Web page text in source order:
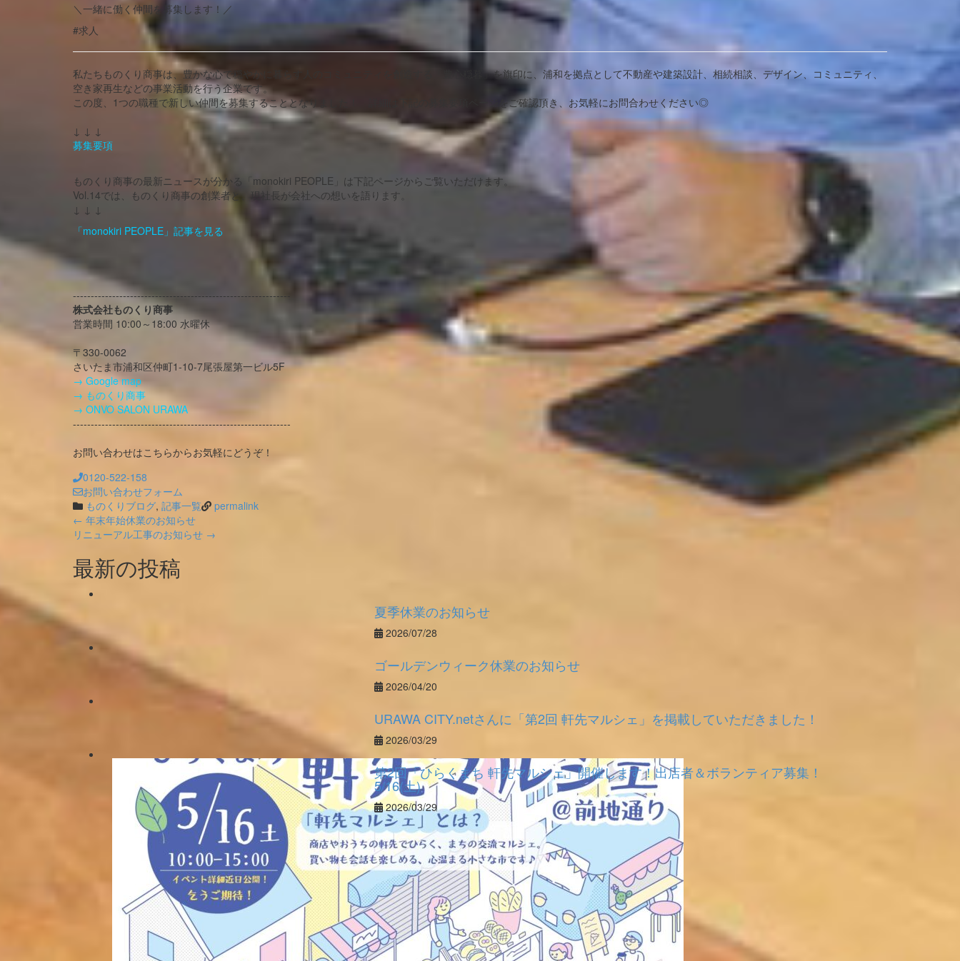
＼一緒に働く仲間を募集します！／
#求人
私たちものくり商事は、豊かな心で穏やかに暮らす人のコミュニティを創造する「豊心穏暮」を旗印に、浦和を拠点として不動産や建築設計、相続相談、デザイン、コミュニティ、
空き家再生などの事業活動を行う企業です。
この度、1つの職種で新しい仲間を募集することとなりました！ 詳細は下記の募集要項ページをご確認頂き、お気軽にお問合わせください◎
↓ ↓ ↓
募集要項
ものくり商事の最新ニュースが分かる「monokiri PEOPLE」は下記ページからご覧いただけます。
Vol.14では、ものくり商事の創業者と、現社長が会社への想いを語ります。
↓ ↓ ↓
「monokiri PEOPLE」記事を見る
-------------------------------------------------------------
株式会社ものくり商事
営業時間 10:00～18:00 水曜休
〒330-0062
さいたま市浦和区仲町1-10-7尾張屋第一ビル5F
→ Google map
→ ものくり商事
→ ONVO SALON URAWA
-------------------------------------------------------------
お問い合わせはこちらからお気軽にどうぞ！
0120-522-158
お問い合わせフォーム
ものくりブログ, 記事一覧 permalink
Post
navigation
← 年末年始休業のお知らせ
リニューアル工事のお知らせ →
最新の投稿
夏季休業のお知らせ
2026/07/28
ゴールデンウィーク休業のお知らせ
2026/04/20
URAWA CITY.netさんに「第2回 軒先マルシェ」を掲載していただきました！
2026/03/29
第2回「ひらくまち 軒先マルシェ」開催します！出店者＆ボランティア募集！
5/16(土)
2026/03/29